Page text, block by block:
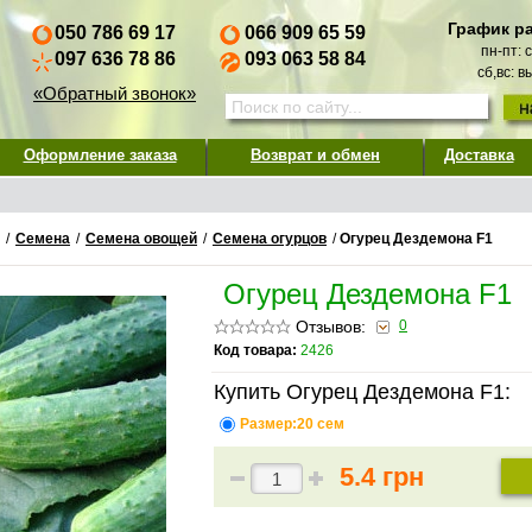
050 786 69 17
097 636 78 86
«Обратный звонок»
066 909 65 59
093 063 58 84
График
пн-пт:
сб,вс:
Оформление заказа Возврат и обмен Доставка
/ Семена / Семена овощей / Семена огурцов /Огурец Дездемона F1
Огурец Дездемона F1
Отзывов:
0
Код товара: 2426
Купить Огурец Дездемона F1:
Размер:20 сем
5.4 грн